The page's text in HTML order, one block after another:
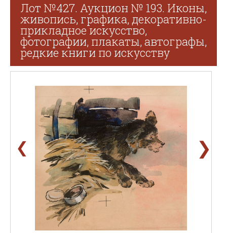
Лот №427. Аукцион № 193. Иконы,
живопись, графика, декоративно-
прикладное искусство,
фотографии, плакаты, автографы,
редкие книги по искусству
❮ ❯